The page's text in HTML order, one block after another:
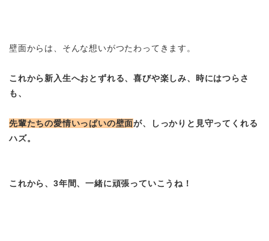
壁面からは、そんな想いがつたわってきます。
これから新入生へおとずれる、喜びや楽しみ、時にはつらさ
も、
先輩たちの愛情いっぱいの壁面が、しっかりと見守ってくれる
ハズ。
これから、3年間、一緒に頑張っていこうね！